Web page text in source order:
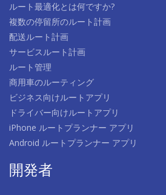
ルート最適化とは何ですか?
複数の停留所のルート計画
配送ルート計画
サービスルート計画
ルート管理
商用車のルーティング
ビジネス向けルートアプリ
ドライバー向けルートアプリ
iPhone ルートプランナー アプリ
Android ルートプランナー アプリ
開発者